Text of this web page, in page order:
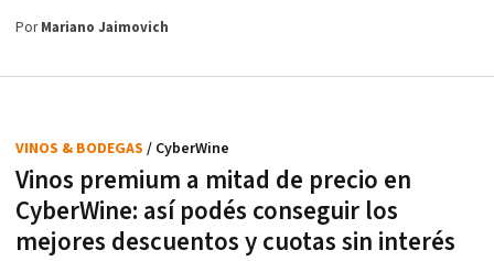
PorMariano Jaimovich
Vinos premium a mitad de precio en
CyberWine: así podés conseguir los
mejores descuentos y cuotas sin interés
VINOS & BODEGAS / CyberWine